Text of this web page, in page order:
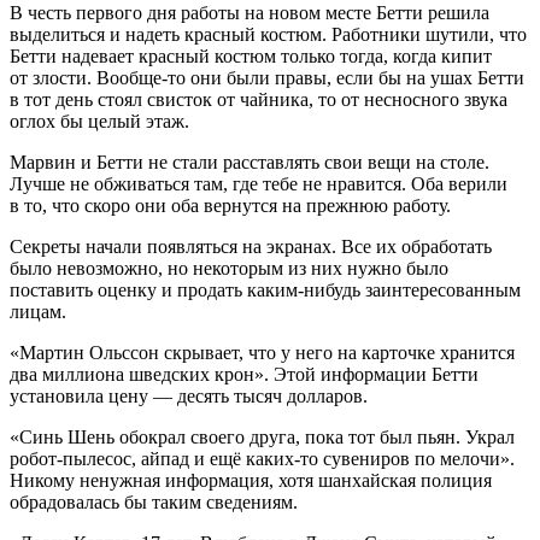
В честь первого дня работы на новом месте Бетти решила
выделиться и надеть красный костюм. Работники шутили, что
Бетти надевает красный костюм только тогда, когда кипит
от злости. Вообще-то они были правы, если бы на ушах Бетти
в тот день стоял свисток от чайника, то от несносного звука
оглох бы целый этаж.
Марвин и Бетти не стали расставлять свои вещи на столе.
Лучше не обживаться там, где тебе не нравится. Оба верили
в то, что скоро они оба вернутся на прежнюю работу.
Секреты начали появляться на экранах. Все их обработать
было невозможно, но некоторым из них нужно было
поставить оценку и продать каким-нибудь заинтересованным
лицам.
«Мартин Ольссон скрывает, что у него на карточке хранится
два миллиона шведских крон». Этой информации Бетти
установила цену — десять тысяч долларов.
«Синь Шень обокрал своего друга, пока тот был пьян. Украл
робот-пылесос, айпад и ещё каких-то сувениров по мелочи».
Никому ненужная информация, хотя шанхайская полиция
обрадовалась бы таким сведениям.